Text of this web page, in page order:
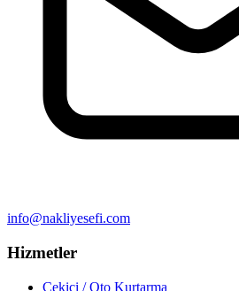
info@nakliyesefi.com
Hizmetler
Çekici / Oto Kurtarma